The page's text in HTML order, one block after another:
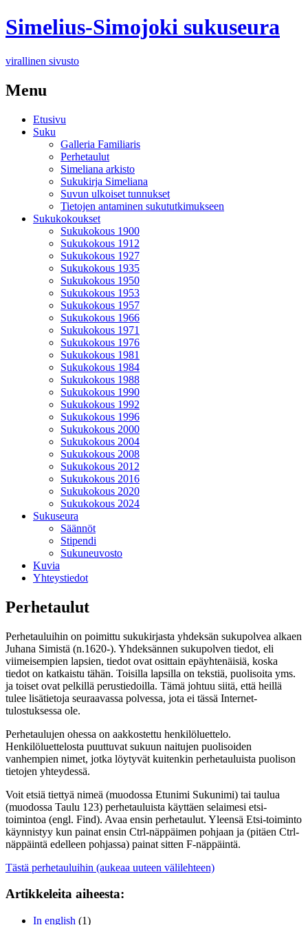
Simelius-Simojoki sukuseura
virallinen sivusto
Menu
Etusivu
Suku
Galleria Familiaris
Perhetaulut
Simeliana arkisto
Sukukirja Simeliana
Suvun ulkoiset tunnukset
Tietojen antaminen sukututkimukseen
Sukukokoukset
Sukukokous 1900
Sukukokous 1912
Sukukokous 1927
Sukukokous 1935
Sukukokous 1950
Sukukokous 1953
Sukukokous 1957
Sukukokous 1966
Sukukokous 1971
Sukukokous 1976
Sukukokous 1981
Sukukokous 1984
Sukukokous 1988
Sukukokous 1990
Sukukokous 1992
Sukukokous 1996
Sukukokous 2000
Sukukokous 2004
Sukukokous 2008
Sukukokous 2012
Sukukokous 2016
Sukukokous 2020
Sukukokous 2024
Sukuseura
Säännöt
Stipendi
Sukuneuvosto
Kuvia
Yhteystiedot
Perhetaulut
Perhetauluihin on poimittu sukukirjasta yhdeksän sukupolvea alkaen
Juhana Simistä (n.1620-). Yhdeksännen sukupolven tiedot, eli
viimeisempien lapsien, tiedot ovat osittain epäyhtenäisiä, koska
tiedot on katkaistu tähän. Toisilla lapsilla on tekstiä, puolisoita yms.
ja toiset ovat pelkillä perustiedoilla. Tämä johtuu siitä, että heillä
tulee lisätietoja seuraavassa polvessa, jota ei tässä Internet-
tulostuksessa ole.
Perhetaulujen ohessa on aakkostettu henkilöluettelo.
Henkilöluettelosta puuttuvat sukuun naitujen puolisoiden
vanhempien nimet, jotka löytyvät kuitenkin perhetauluista puolison
tietojen yhteydessä.
Voit etsiä tiettyä nimeä (muodossa Etunimi Sukunimi) tai taulua
(muodossa Taulu 123) perhetauluista käyttäen selaimesi etsi-
toimintoa (engl. Find). Avaa ensin perhetaulut. Yleensä Etsi-toiminto
käynnistyy kun painat ensin Ctrl-näppäimen pohjaan ja (pitäen Ctrl-
näppäintä edelleen pohjassa) painat sitten F-näppäintä.
Tästä perhetauluihin (aukeaa uuteen välilehteen)
Artikkeleita aiheesta:
In english (1)